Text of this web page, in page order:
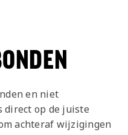
en niet
direct op de juiste
achteraf wijzigingen